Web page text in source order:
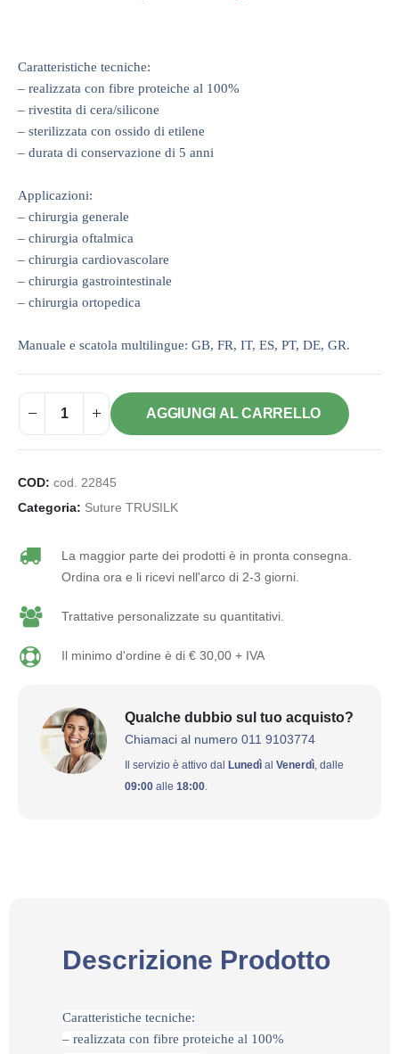
Caratteristiche tecniche:
– realizzata con fibre proteiche al 100%
– rivestita di cera/silicone
– sterilizzata con ossido di etilene
– durata di conservazione di 5 anni
Applicazioni:
– chirurgia generale
– chirurgia oftalmica
– chirurgia cardiovascolare
– chirurgia gastrointestinale
– chirurgia ortopedica
Manuale e scatola multilingue: GB, FR, IT, ES, PT, DE, GR.
AGGIUNGI AL CARRELLO
COD: cod. 22845
Categoria: Suture TRUSILK
La maggior parte dei prodotti è in pronta consegna.
Ordina ora e li ricevi nell'arco di 2-3 giorni.
Trattative personalizzate su quantitativi.
Il minimo d'ordine è di € 30,00 + IVA
Qualche dubbio sul tuo acquisto?
Chiamaci al numero 011 9103774
Il servizio è attivo dal Lunedì al Venerdì, dalle
09:00 alle 18:00.
Descrizione Prodotto
Caratteristiche tecniche:
– realizzata con fibre proteiche al 100%